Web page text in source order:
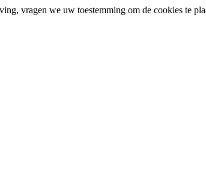
vragen we uw toestemming om de cookies te